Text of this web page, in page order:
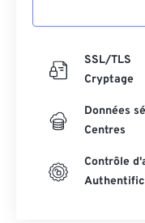
SSL/TLS
Cryptage
Données
Centres
Contrôle